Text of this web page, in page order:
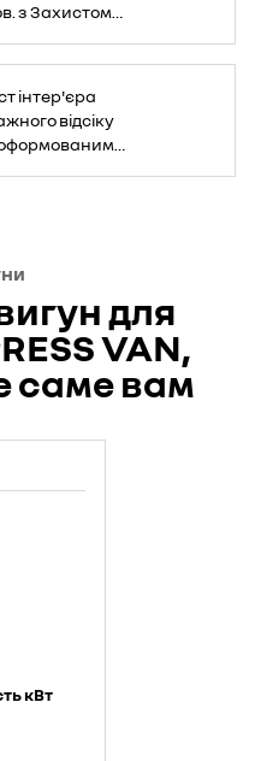
з Захистом
термофор.
інтер'єра
відсіку
для
VAN,
саме вам
кВт